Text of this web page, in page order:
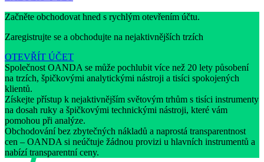
Začněte obchodovat hned s rychlým otevřením účtu.
Zaregistrujte se a obchodujte na nejaktivnějších trzích
OTEVŘÍT ÚČET
Společnost OANDA se může pochlubit více než 20 lety působení
na trzích, špičkovými analytickými nástroji a tisíci spokojených
klientů.
Získejte přístup k nejaktivnějším světovým trhům s tisíci instrumenty
na dosah ruky a špičkovými technickými nástroji, které vám
pomohou při analýze.
Obchodování bez zbytečných nákladů a naprostá transparentnost
cen – OANDA si neúčtuje žádnou provizi u hlavních instrumentů a
nabízí transparentní ceny.